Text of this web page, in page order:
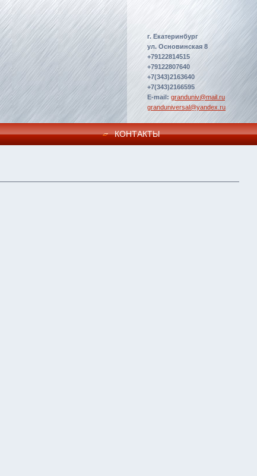
г. Екатеринбург
ул. Основинская 8
+79122814515
+79122807640
+7(343)2163640
+7(343)2166595
E-mail: granduniv@mail.ru
granduniversal@yandex.ru
КОНТАКТЫ